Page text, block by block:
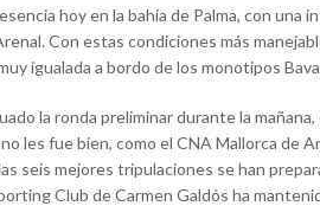
hoy en la bahía de Palma, con
Con estas condiciones más
igualada a bordo de los monotipos
la ronda preliminar durante la
les fue bien, como el CNA Mallorca de
seis mejores tripulaciones se han
Club de Carmen Galdós ha